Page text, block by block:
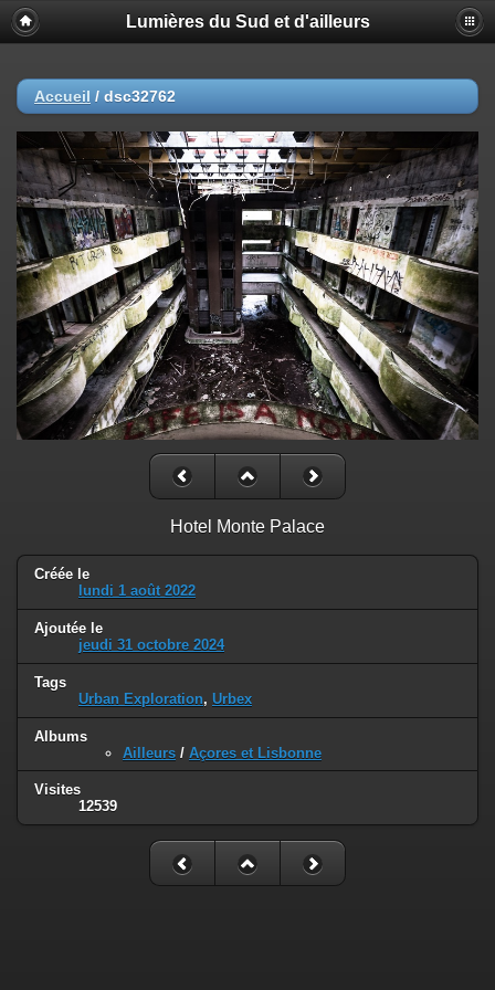
Lumières du Sud et d'ailleurs
Accueil / dsc32762
Hotel Monte Palace
Créée le
lundi 1 août 2022
Ajoutée le
jeudi 31 octobre 2024
Tags
Urban Exploration, Urbex
Albums
Ailleurs / Açores et Lisbonne
Visites
12539